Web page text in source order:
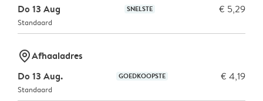
Do 13 Aug SNELSTE € 5,29
Standaard
marker-pinAfhaaladres
Do 13 Aug.
GOEDKOOPSTE € 4,19
Standaard